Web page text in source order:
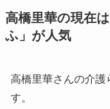
高橋里華の現在
ふ」が人気
高橋里華さんの介護
す。